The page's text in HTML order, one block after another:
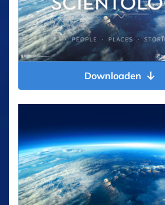
Downloaden